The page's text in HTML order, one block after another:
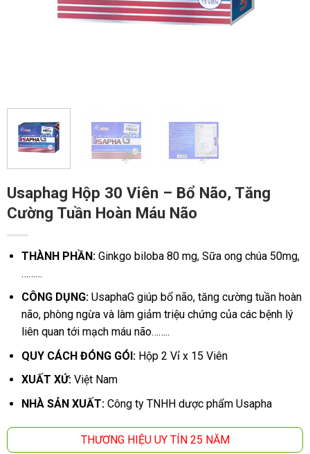
Usaphag Hộp 30 Viên – Bổ Não, Tăng
Cường Tuần Hoàn Máu Não
THÀNH PHẦN: Ginkgo biloba 80 mg, Sữa ong chúa 50mg,
………
CÔNG DỤNG: UsaphaG giúp bổ não, tăng cường tuần hoàn
não, phòng ngừa và làm giảm triệu chứng của các bệnh lý
liên quan tới mạch máu não……..
QUY CÁCH ĐÓNG GÓI: Hộp 2 Vỉ x 15 Viên
XUẤT XỨ: Việt Nam
NHÀ SẢN XUẤT: Công ty TNHH dược phẩm Usapha
THƯƠNG HIỆU UY TÍN 25 NĂM